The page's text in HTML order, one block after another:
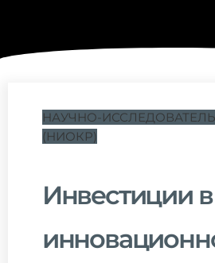
НАУЧНО-
(НИОКР)
Инвестиции в